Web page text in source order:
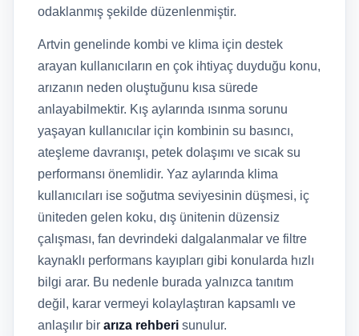
odaklanmış şekilde düzenlenmiştir.
Artvin genelinde kombi ve klima için destek
arayan kullanıcıların en çok ihtiyaç duyduğu konu,
arızanın neden oluştuğunu kısa sürede
anlayabilmektir. Kış aylarında ısınma sorunu
yaşayan kullanıcılar için kombinin su basıncı,
ateşleme davranışı, petek dolaşımı ve sıcak su
performansı önemlidir. Yaz aylarında klima
kullanıcıları ise soğutma seviyesinin düşmesi, iç
üniteden gelen koku, dış ünitenin düzensiz
çalışması, fan devrindeki dalgalanmalar ve filtre
kaynaklı performans kayıpları gibi konularda hızlı
bilgi arar. Bu nedenle burada yalnızca tanıtım
değil, karar vermeyi kolaylaştıran kapsamlı ve
anlaşılır bir arıza rehberi sunulur.